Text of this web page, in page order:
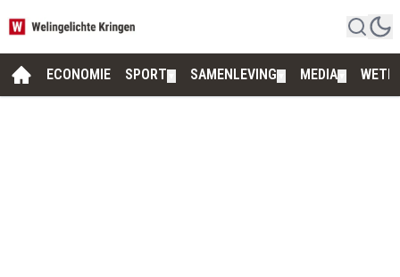
ECONOMIE SPORT SAMENLEVING MEDIA